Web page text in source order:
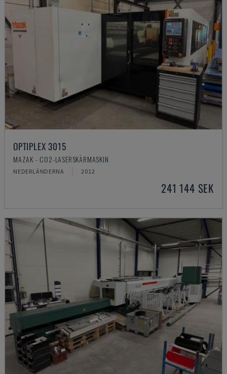
OPTIPLEX 3015
MAZAK - CO2-LASERSKÄRMASKIN
NEDERLÄNDERNA 2012
241 144 SEK